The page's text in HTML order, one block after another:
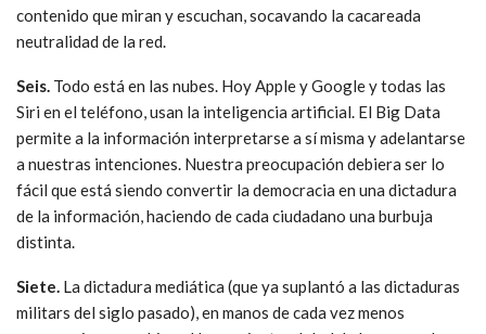
contenido que miran y escuchan, socavando la cacareada
neutralidad de la red.
Seis. Todo está en las nubes. Hoy Apple y Google y todas las
Siri en el teléfono, usan la inteligencia artificial. El Big Data
permite a la información interpretarse a sí misma y adelantarse
a nuestras intenciones. Nuestra preocupación debiera ser lo
fácil que está siendo convertir la democracia en una dictadura
de la información, haciendo de cada ciudadano una burbuja
distinta.
Siete. La dictadura mediática (que ya suplantó a las dictaduras
militars del siglo pasado), en manos de cada vez menos